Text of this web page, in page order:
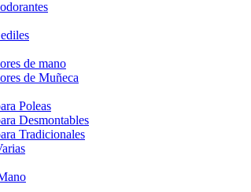
de mano
de Muñeca
Poleas
Desmontables
Tradicionales